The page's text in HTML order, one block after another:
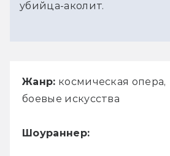
убийца-аколит.
Жанр: космическая опера,
боевые искусства
Шоураннер: